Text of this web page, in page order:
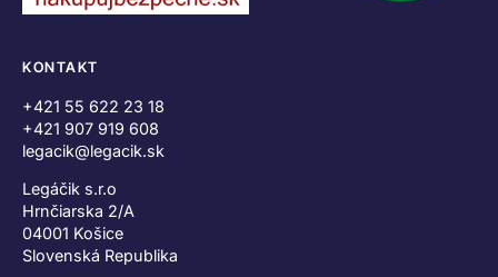
KONTAKT
+421 55 622 23 18
+421 907 919 608
legacik@legacik.sk
Legáčik s.r.o
Hrnčiarska 2/A
04001 Košice
Slovenská Republika